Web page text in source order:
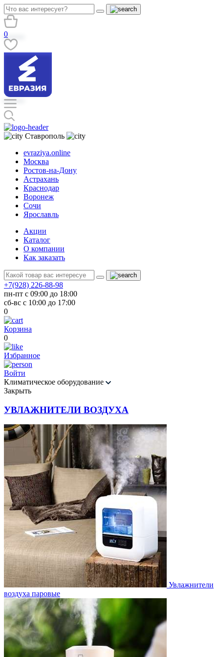
0
Ставрополь
evraziya.online
Москва
Ростов-на-Дону
Астрахань
Краснодар
Воронеж
Сочи
Ярославль
Акции
Каталог
О компании
Как заказать
+7(928) 226-88-98
пн-пт с 09:00 до 18:00
сб-вс с 10:00 до 17:00
0
Корзина
0
Избранное
Войти
Климатическое оборудование
Закрыть
УВЛАЖНИТЕЛИ ВОЗДУХА
Увлажнители
воздуха паровые